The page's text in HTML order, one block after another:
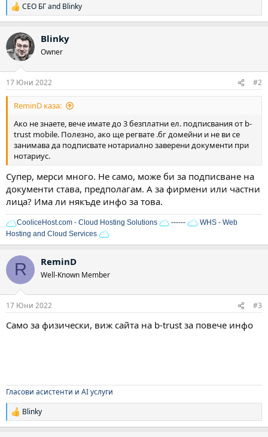
Р
е
к
ц
и
СЕО БГand Blinky
Blinky
Owner
17 Юни 2022 #2
ReminD каза:
Ако не знаете, вече имате до 3 безплатни ел. подписвания от b-
trust mobile. Полезно, ако ще регвате .бг домейни и не ви се
занимава да подписвате нотариално заверени документи при
нотариус.
Супер, мерси много. Не само, може би за подписване на
документи става, предполагам. А за фирмени или частни
лица? Има ли някъде инфо за това.
CooliceHost.com - Cloud Hosting Solutions ------
WHS - Web
Hosting and Cloud Services
R ReminD
Well-Known Member
17 Юни 2022 #3
Само за физически, виж сайта на b-trust за повече инфо
Гласови асистенти и AI услуги
Р
е
Blinky